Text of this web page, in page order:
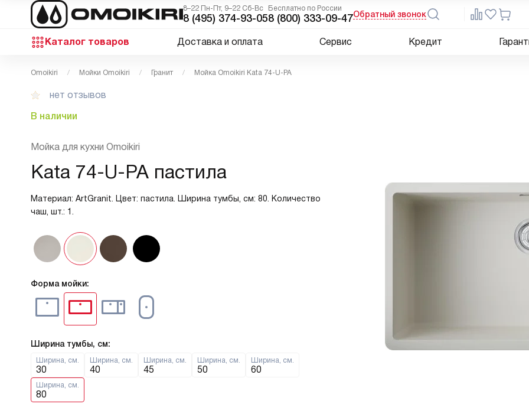
8–22 Пн-Пт, 9–22 Сб-Вс
8 (495) 374-93-05
Бесплатно по России
8 (800) 333-09-47Обратный звонок
Каталог товаров Доставка и оплата Сервис Кредит
Omoikiri Мойки Omoikiri Гранит Мойка Omoikiri Kata 74-U-PA
нет отзывов
В наличии
Мойка для кухни Omoikiri
Kata 74-U-PA пастила
Материал: ArtGranit. Цвет: пастила. Ширина тумбы, см: 80. Количество
чаш, шт.: 1.
Форма мойки:
Ширина тумбы, см:
Ширина, см.
30
Ширина, см.
40
Ширина, см.
45
Ширина, см.
50
Ширина, см.
60
Ширина, см.
80